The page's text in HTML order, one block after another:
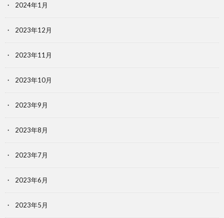
2024年1月
2023年12月
2023年11月
2023年10月
2023年9月
2023年8月
2023年7月
2023年6月
2023年5月